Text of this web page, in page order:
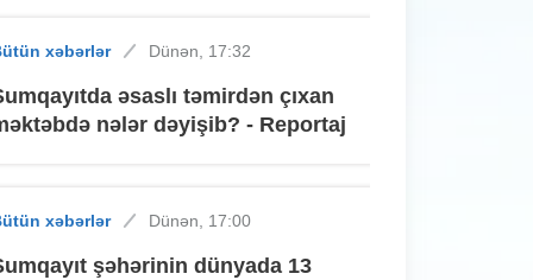
xəbərlər Dünən, 17:32
əsaslı təmirdən çıxan
nələr dəyişib? - Reportaj
xəbərlər Dünən, 17:00
şəhərinin dünyada 13